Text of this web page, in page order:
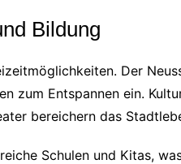
Bildung
Der
zum Entspannen ein.
bereichern das
Schulen und Kitas,